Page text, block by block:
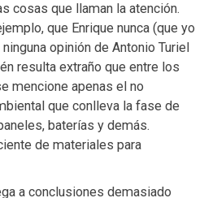
cosas que llaman la atención.
que Enrique nunca (que yo
opinión de Antonio Turiel
resulta extraño que entre los
mencione apenas el no
que conlleva la fase de
baterías y demás.
de materiales para
a conclusiones demasiado